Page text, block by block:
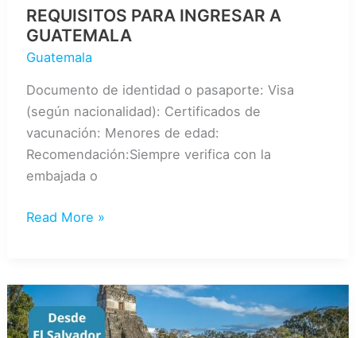
REQUISITOS PARA INGRESAR A
GUATEMALA
Guatemala
Documento de identidad o pasaporte: Visa
(según nacionalidad): Certificados de
vacunación: Menores de edad:
Recomendación:Siempre verifica con la
embajada o
Requisitos
Guatemala
Read More »